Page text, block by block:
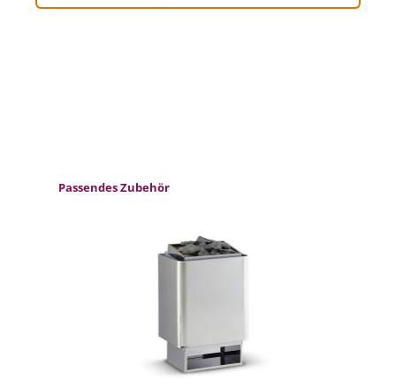
Produktgalerie überspringen
Passendes Zubehör